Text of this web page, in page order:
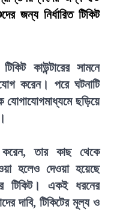
জন্য নির্ধারিত টিকিট
কাউন্টারের সামনে
করেন। পরে ঘটনাটি
যোগাযোগমাধ্যমে ছড়িয়ে
করেন, তার কাছ থেকে
হলেও দেওয়া হয়েছে
টিকিট। একই ধরনের
দাবি, টিকিটের মূল্য ও